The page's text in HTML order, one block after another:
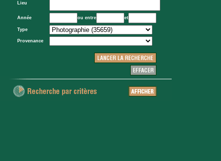
Lieu
Année ou entre et
Type
Provenance